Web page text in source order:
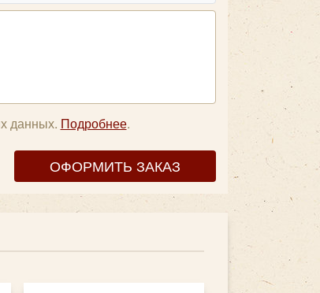
данных. Подробнее.
ОФОРМИТЬ ЗАКАЗ